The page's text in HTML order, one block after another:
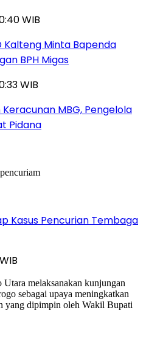
WIB
Kalteng Minta Bapenda
BPH Migas
WIB
MBG, Pengelola
Pidana
Kasus Pencurian Tembaga